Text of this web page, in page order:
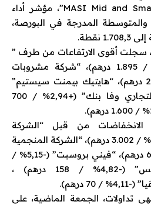
من جانبه، حقق “MASI Mid and Small Cap”، مؤشر أداء
والمتوسطة المدرجة في البورصة،
سجلت أقوى الارتفاعات من طرف ”
طاقة المغرب” (+7,67% / 1.895 درهم)، “شركة مشروبات
المغرب” (+6,56% / 2.078 درهم)، “هايتيك بيمنت سيستيم”
(+3,8% / 519 درهم)، “التجاري وفا بنك” (+2,94% / 700
الانخفاضات من قبل “الشركة
المنجمية لتوسيت” (-5,54% / 3.002 درهم)، “الشركة المنجمية
إميطير” (-5,29% إلى 6.251 درهم)، “فيني بروسيت” (-5,15% /
292,15 درهم)، “إينفوليس” (-4,82% / 158 درهم) ،
درهم).
تداولات، الجمعة الماضية، على